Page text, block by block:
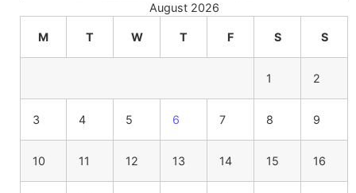
August 2026
M T W T F S S
1 2
3 4 5 6 7 8 9
10 11 12 13 14 15 16